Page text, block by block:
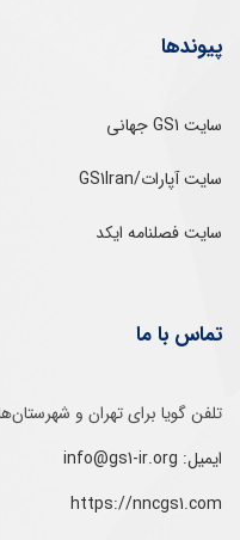
پیوندها
سایت GS1 جهانی
سایت آپارات/GS1Iran
سایت فصلنامه ایکد
تماس با ما
تلفن‌ گویا برای‌ تهران‌‌ و‌ شهرستان‌ها:‌ ۵۲۱۲۴
ایمیل: info@gs1-ir.org
https://nncgs1.com